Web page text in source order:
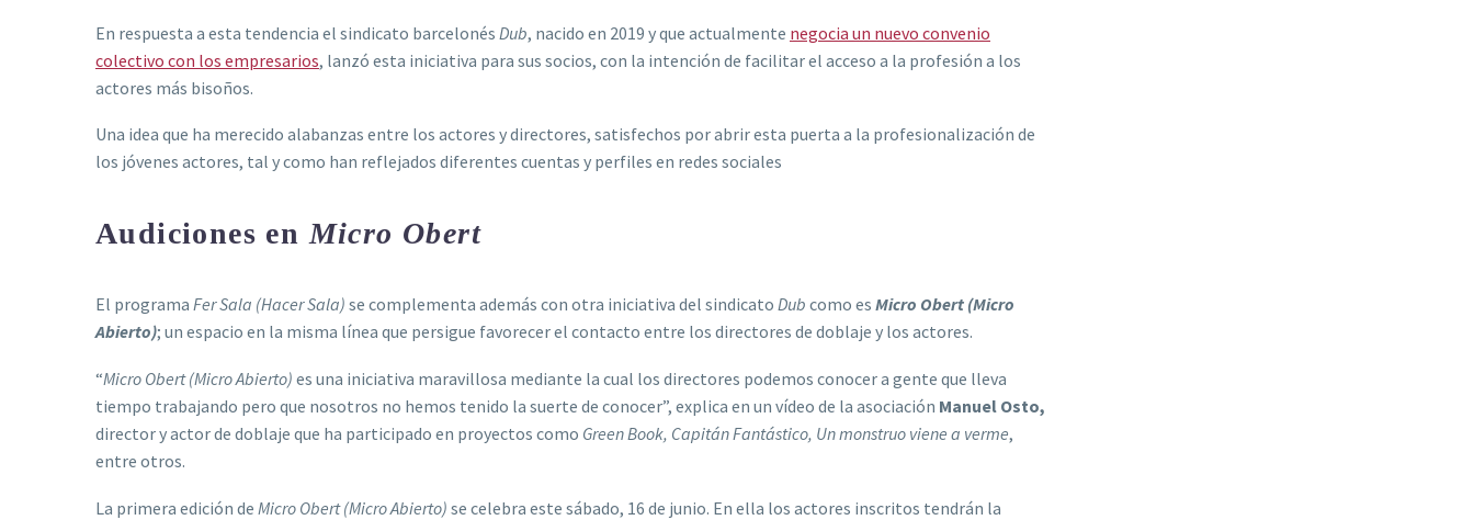
En respuesta a esta tendencia el sindicato barcelonés Dub, nacido en 2019 y que actualmente negocia un nuevo convenio
colectivo con los empresarios, lanzó esta iniciativa para sus socios, con la intención de facilitar el acceso a la profesión a los
actores más bisoños.
Una idea que ha merecido alabanzas entre los actores y directores, satisfechos por abrir esta puerta a la profesionalización de
los jóvenes actores, tal y como han reflejados diferentes cuentas y perfiles en redes sociales
Audiciones en Micro Obert
El programa Fer Sala (Hacer Sala) se complementa además con otra iniciativa del sindicato Dub como es Micro Obert (Micro
Abierto); un espacio en la misma línea que persigue favorecer el contacto entre los directores de doblaje y los actores.
“Micro Obert (Micro Abierto) es una iniciativa maravillosa mediante la cual los directores podemos conocer a gente que lleva
tiempo trabajando pero que nosotros no hemos tenido la suerte de conocer”, explica en un vídeo de la asociación Manuel Osto,
director y actor de doblaje que ha participado en proyectos como Green Book, Capitán Fantástico, Un monstruo viene a verme,
entre otros.
La primera edición de Micro Obert (Micro Abierto) se celebra este sábado, 16 de junio. En ella los actores inscritos tendrán la